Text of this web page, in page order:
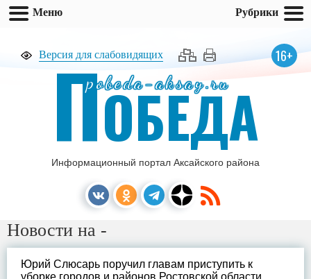
Версия для слабовидящих 16+
pobeda-aksay.ru
ПОБЕДА
Информационный портал Аксайского района
Новости на -
Юрий Слюсарь поручил главам приступить к
уборке городов и районов Ростовской области
Меню Рубрики